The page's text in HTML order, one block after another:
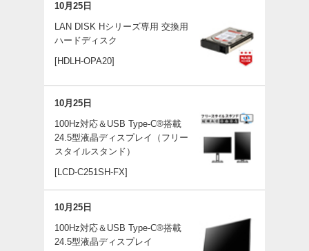
10月25日
LAN DISK Hシリーズ専用 交換用
ハードディスク
[HDLH-OPA20]
10月25日
100Hz対応＆USB Type-C®搭載
24.5型液晶ディスプレイ（フリー
スタイルスタンド）
[LCD-C251SH-FX]
10月25日
100Hz対応＆USB Type-C®搭載
24.5型液晶ディスプレイ